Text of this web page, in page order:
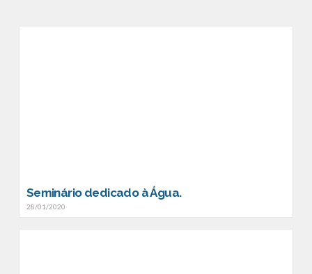
Seminário dedicado à Água.
28/01/2020